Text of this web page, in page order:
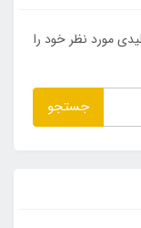
مورد نظر خود را
جستجو